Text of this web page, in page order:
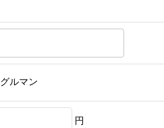
グルマン
円